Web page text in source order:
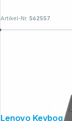
Artikel-Nr.:562557